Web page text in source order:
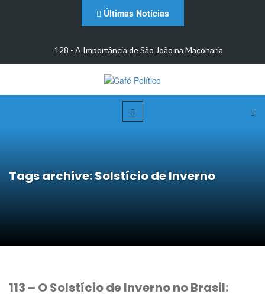
Últimas Notícias
128 - A Importância de São João na Maçonaria
Tags archive: Solstício de Inverno
113 – O Solstício de Inverno no Brasil: